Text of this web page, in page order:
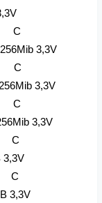
C
3,3V
C
3,3V
C
3,3V
C
3,3V
C
3,3V